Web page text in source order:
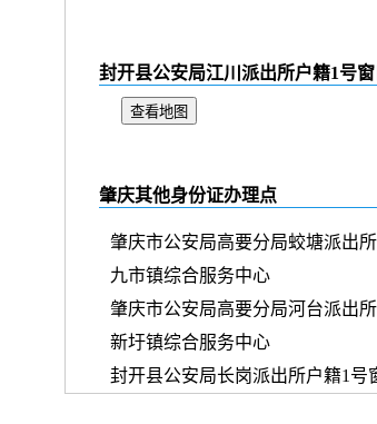
封开县公安局江川派出所户籍1号
查看地图
肇庆其他身份证办理点
肇庆市公安局高要分局蛟塘派出所
九市镇综合服务中心
肇庆市公安局高要分局河台派出所
新圩镇综合服务中心
封开县公安局长岗派出所户籍1号